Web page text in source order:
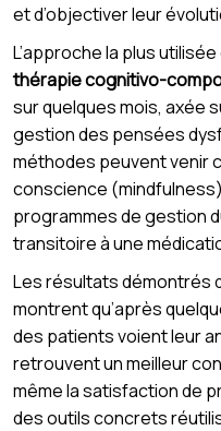
et d’objectiver leur
L’approche la plus
thérapie cognitivo-
sur quelques mois, axée
gestion des pensées
méthodes peuvent venir
conscience
programmes de gestion
transitoire à une
Les résultats démontrés
montrent qu’après
des patients voient leur
retrouvent un meilleur
même la satisfaction de
des outils concrets